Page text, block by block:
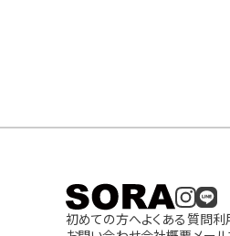
初めての方へよくある質問利